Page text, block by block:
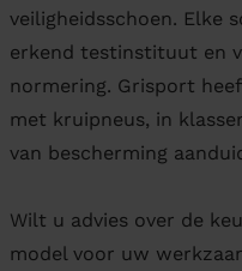
veiligheidsschoen. Elke
erkend testinstituut en
normering. Grisport
met kruipneus, in
van bescherming
Wilt u advies over de
model voor uw